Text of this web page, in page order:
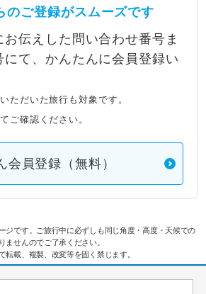
のご登録がスムーズです
お伝えした問い合わせ番号ま
にて、かんたんに会員登録い
ただいた旅行も対象です。
ご確認ください。
会員登録（無料）
ジです。ご旅行中に必ずしも同じ角度・高度・天候での
ませんのでご了承ください。
載、複製、改変等を固く禁じます。